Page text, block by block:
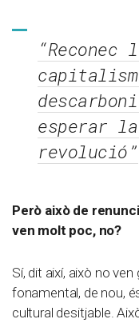
esperar
revolució”
Però això de
ven molt poc, no?
Sí, dit així, això no
fonamental, de nou,
cultural desitjable.